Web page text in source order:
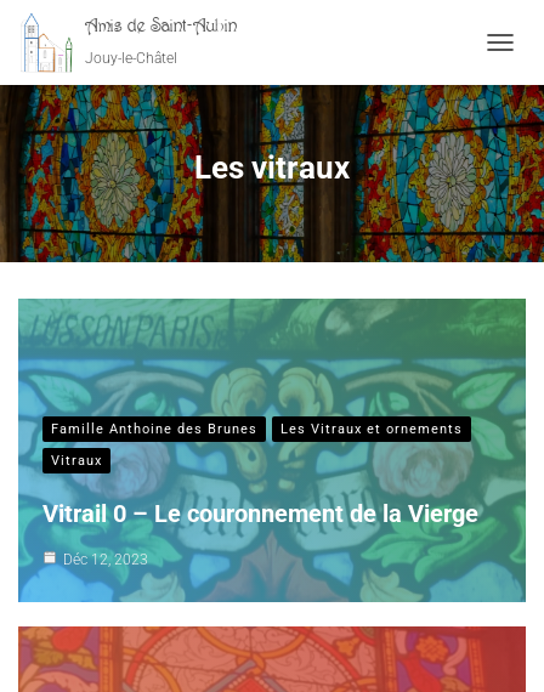
Amis de Saint-Aubin
Jouy-le-Châtel
Les vitraux
Famille Anthoine des Brunes
Les Vitraux et ornements
Vitraux
Vitrail 0 – Le couronnement de la Vierge
Déc 12, 2023